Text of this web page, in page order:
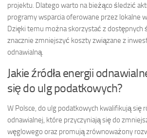
projektu. Dlatego warto na bieżąco śledzić
programy wsparcia oferowane przez lokalne
Dzięki temu można skorzystać z dostępnych
znacznie zmniejszyć koszty związane z
odnawialną.
Jakie źródła energii
się do ulg podatkowych?
W Polsce, do ulg podatkowych kwalifikują się
odnawialnej, które przyczyniają się do
węglowego oraz promują zrównoważony